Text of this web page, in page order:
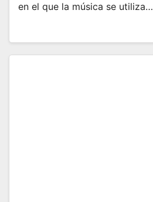
en el que la música se utiliza…